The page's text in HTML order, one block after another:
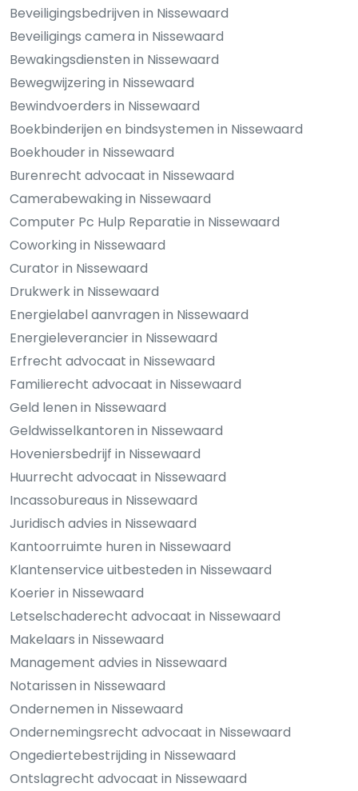
Beveiligingsbedrijven in Nissewaard
Beveiligings camera in Nissewaard
Bewakingsdiensten in Nissewaard
Bewegwijzering in Nissewaard
Bewindvoerders in Nissewaard
Boekbinderijen en bindsystemen in Nissewaard
Boekhouder in Nissewaard
Burenrecht advocaat in Nissewaard
Camerabewaking in Nissewaard
Computer Pc Hulp Reparatie in Nissewaard
Coworking in Nissewaard
Curator in Nissewaard
Drukwerk in Nissewaard
Energielabel aanvragen in Nissewaard
Energieleverancier in Nissewaard
Erfrecht advocaat in Nissewaard
Familierecht advocaat in Nissewaard
Geld lenen in Nissewaard
Geldwisselkantoren in Nissewaard
Hoveniersbedrijf in Nissewaard
Huurrecht advocaat in Nissewaard
Incassobureaus in Nissewaard
Juridisch advies in Nissewaard
Kantoorruimte huren in Nissewaard
Klantenservice uitbesteden in Nissewaard
Koerier in Nissewaard
Letselschaderecht advocaat in Nissewaard
Makelaars in Nissewaard
Management advies in Nissewaard
Notarissen in Nissewaard
Ondernemen in Nissewaard
Ondernemingsrecht advocaat in Nissewaard
Ongediertebestrijding in Nissewaard
Ontslagrecht advocaat in Nissewaard